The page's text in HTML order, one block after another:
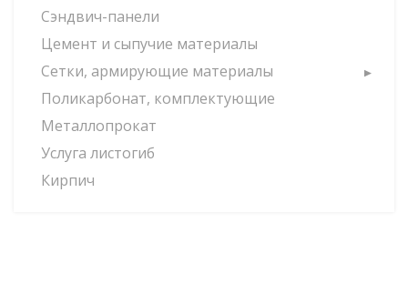
Сэндвич-панели
Цемент и сыпучие материалы
Сетки, армирующие материалы
Поликарбонат, комплектующие
Металлопрокат
Услуга листогиб
Кирпич